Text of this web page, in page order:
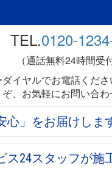
TEL.0120-
（通話無料24時間受
イヤルでお電話くださ
ぞ、お気軽にお問い合わ
」をお届けしま
24スタッフが施